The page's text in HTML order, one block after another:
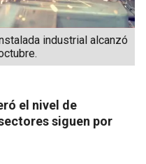
industrial alcanzó
el nivel de
siguen por